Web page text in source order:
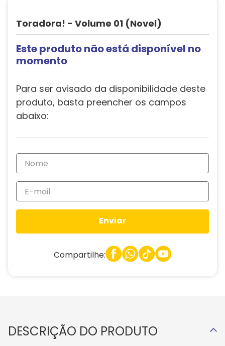
Toradora! - Volume 01 (Novel)
Este produto não está disponível no
momento
Para ser avisado da disponibilidade deste
produto, basta preencher os campos
abaixo:
Enviar
Compartilhe:
DESCRIÇÃO DO PRODUTO